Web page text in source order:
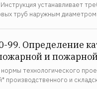
устанавливает
труб наружным
99. Определение
и
технологического
производственного и